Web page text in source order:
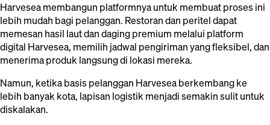
Harvesea membangun platformnya untuk membuat proses ini
lebih mudah bagi pelanggan. Restoran dan peritel dapat
memesan hasil laut dan daging premium melalui platform
digital Harvesea, memilih jadwal pengiriman yang fleksibel, dan
menerima produk langsung di lokasi mereka.
Namun, ketika basis pelanggan Harvesea berkembang ke
lebih banyak kota, lapisan logistik menjadi semakin sulit untuk
diskalakan.